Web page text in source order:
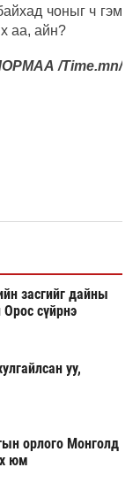
чоныг ч гэм
аа, айн?
/Time.mn/
засгийг дайны
сүйрнэ
уу,
орлого Монголд
юм